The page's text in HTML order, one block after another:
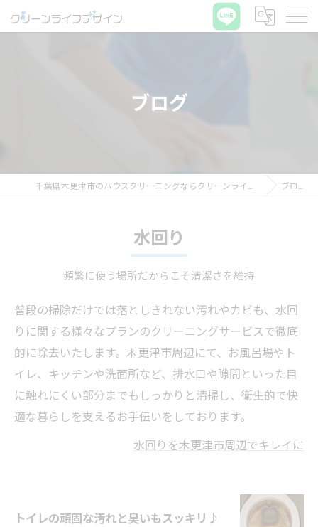
ブログ
ブログ
水回り
頻繁に使う場所だからこそ清潔さを維持
普段の掃除だけでは落としきれない汚れやカビも、水回
りに関する様々なプランのクリーニングサービスで徹底
的に除去いたします。木更津市周辺にて、お風呂場やト
イレ、キッチンや洗面所など、排水口や隙間といった目
に触れにくい部分までもしっかりと清掃し、衛生的で快
適な暮らしを支えるお手伝いをしております。
水回りを木更津市周辺でキレイに
トイレの頑固な汚れと臭いもスッキリ♪